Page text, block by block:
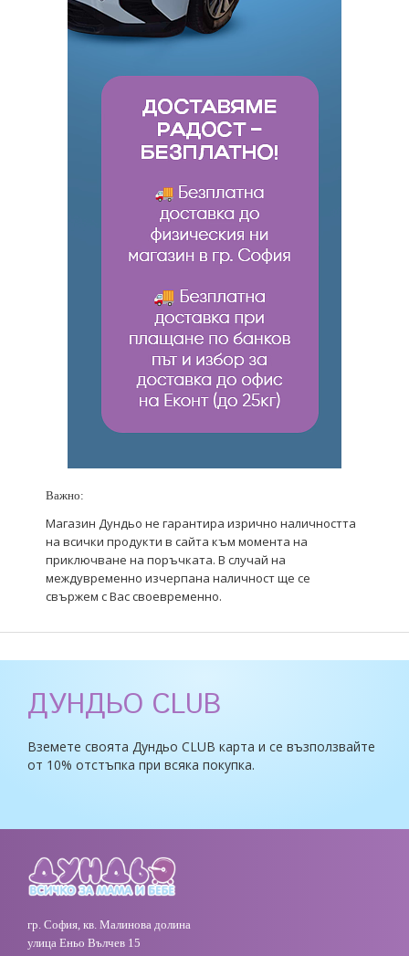
Важно:
Магазин Дундьо не гарантира изрично наличността
на всички продукти в сайта към момента на
приключване на поръчката. В случай на
междувременно изчерпана наличност ще се
свържем с Вас своевременно.
ДУНДЬО CLUB
Вземете своята Дундьо CLUB карта и се възползвайте
от 10% отстъпка при всяка покупка.
гр. София, кв. Малинова долина
улица Еньо Вълчев 15